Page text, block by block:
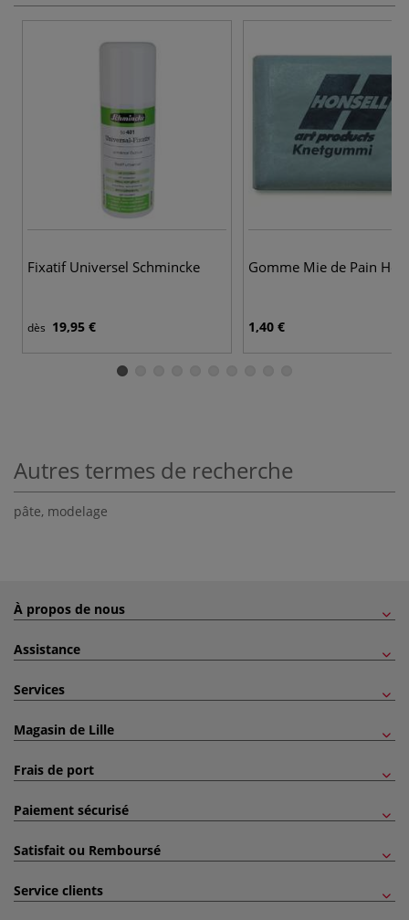
Fixatif Universel Schmincke
dès 19,95 €
Gomme Mie de Pain
1,40 €
Autres termes de recherche
pâte, modelage
À propos de nous
Assistance
Services
Magasin de Lille
Frais de port
Paiement sécurisé
Satisfait ou Remboursé
Service clients